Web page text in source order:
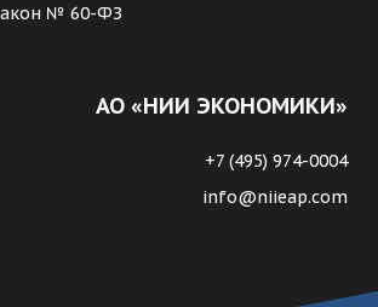
№ 60-ФЗ
АО «НИИ ЭКОНОМИКИ»
+7 (495) 974-0004
info@niieap.com